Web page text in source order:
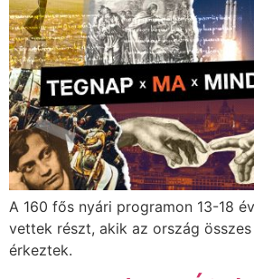
A 160 fős nyári programon 13-18
vettek részt, akik az ország
érkeztek.